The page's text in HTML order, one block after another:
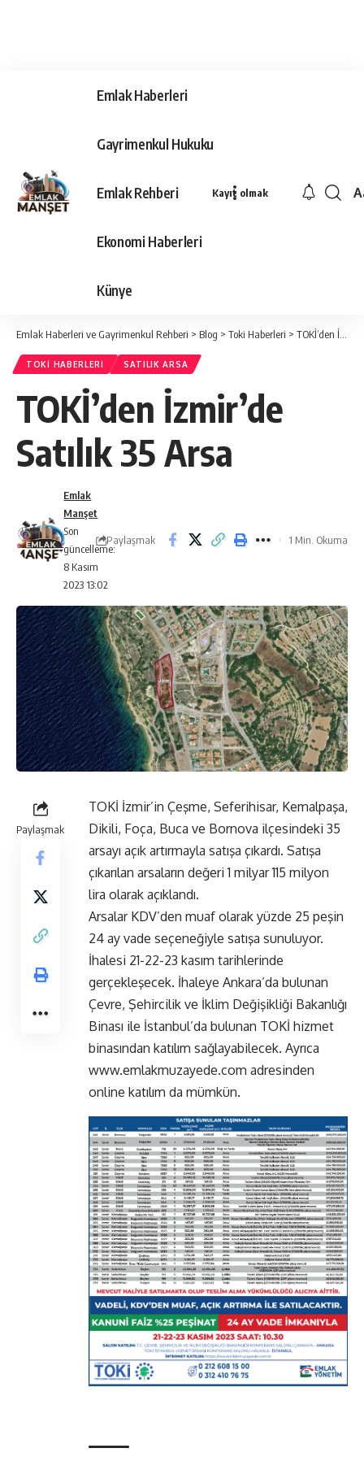
Emlak Haberleri
Gayrimenkul Hukuku
Emlak Rehberi
Ekonomi Haberleri
Künye
Kayıt olmak
Emlak Haberleri ve Gayrimenkul Rehberi > Blog > Toki Haberleri > TOKİ’den İzmir’de Satılık 35 Arsa
TOKI HABERLERI SATILIK ARSA
TOKİ’den İzmir’de
Satılık 35 Arsa
Son
güncelleme:
8 Kasım
2023 13:02
Emlak
Manşet
Paylaşmak 1 Min. Okuma
Paylaşmak
TOKİ İzmir’in Çeşme, Seferihisar, Kemalpaşa,
Dikili, Foça, Buca ve Bornova ilçesindeki 35
arsayı açık artırmayla satışa çıkardı. Satışa
çıkarılan arsaların değeri 1 milyar 115 milyon
lira olarak açıklandı.
Arsalar KDV’den muaf olarak yüzde 25 peşin
24 ay vade seçeneğiyle satışa sunuluyor.
İhalesi 21-22-23 kasım tarihlerinde
gerçekleşecek. İhaleye Ankara’da bulunan
Çevre, Şehircilik ve İklim Değişikliği Bakanlığı
Binası ile İstanbul’da bulunan TOKİ hizmet
binasından katılım sağlayabilecek. Ayrıca
www.emlakmuzayede.com adresinden
online katılım da mümkün.